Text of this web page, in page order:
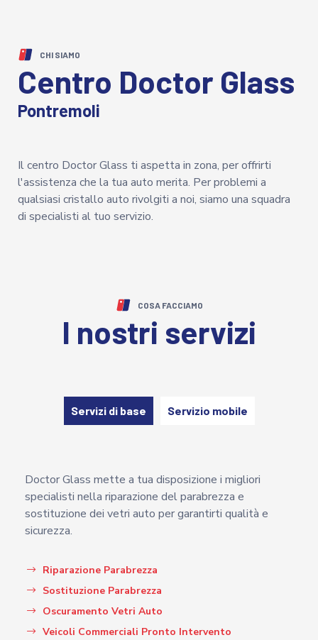
CHI SIAMO
Centro Doctor Glass
Pontremoli
Il centro Doctor Glass ti aspetta in zona, per offrirti
l'assistenza che la tua auto merita. Per problemi a
qualsiasi cristallo auto rivolgiti a noi, siamo una squadra
di specialisti al tuo servizio.
COSA FACCIAMO
I nostri servizi
Servizi di base Servizio mobile
Doctor Glass mette a tua disposizione i migliori
specialisti nella riparazione del parabrezza e
sostituzione dei vetri auto per garantirti qualità e
sicurezza.
Riparazione Parabrezza
Sostituzione Parabrezza
Oscuramento Vetri Auto
Veicoli Commerciali Pronto Intervento